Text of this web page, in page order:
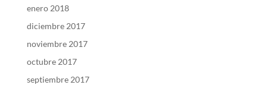
enero 2018
diciembre 2017
noviembre 2017
octubre 2017
septiembre 2017